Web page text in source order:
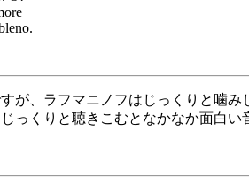
が、ラフマニノフはじっくりと噛
っくりと聴きこむとなかなか面白い